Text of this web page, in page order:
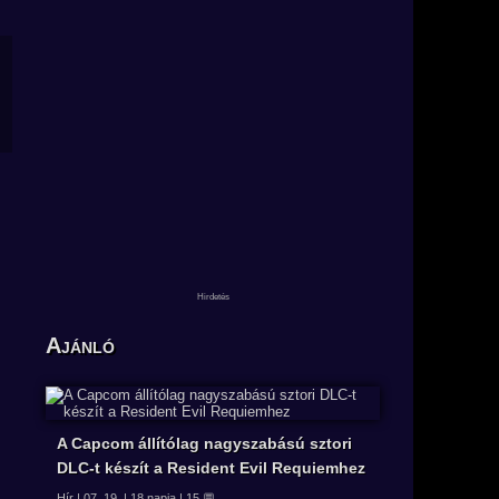
Ajánló
A Capcom állítólag nagyszabású sztori
DLC-t készít a Resident Evil Requiemhez